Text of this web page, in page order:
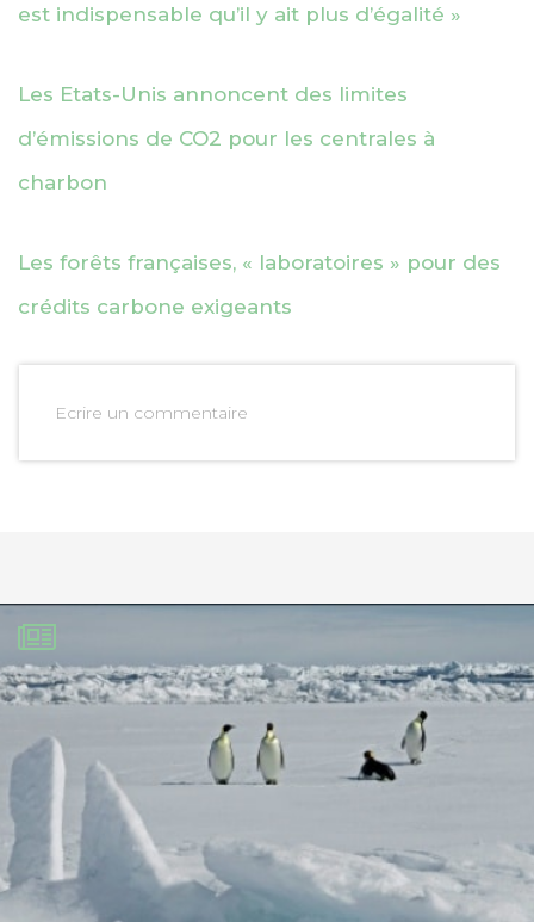
est indispensable qu’il y ait plus d’égalité »
Les Etats-Unis annoncent des limites
d’émissions de CO2 pour les centrales à
charbon
Les forêts françaises, « laboratoires » pour des
crédits carbone exigeants
Ecrire un commentaire